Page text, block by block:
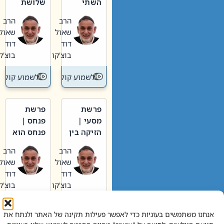
אנחנו משתמשים בעוגיות כדי לאפשר פעילות תקינה של האתר ולנתח את
וערב של
חיינו
הרב
שאול
דוד
בוצ'קו
לשמוע קול תורה – מדרש
האבות
הרב
שאול
דוד
בוצ'קו
לשמוע קול
פרשת
מסעי |
הזיקה בין
הגדול לעם הרב
שאול
דוד
בוצ'קו
לשמוע קול תורה – מדרש
פרשת
פנחס |
פנחס הוא
אליהו: בין
קנאות
הורסת
לקנאות
בונה
הרב
שאול
דוד
בוצ'קו
לשמוע קול